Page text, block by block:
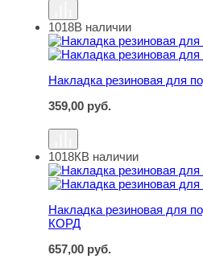
Накладка резиновая для
1018В наличии
Накладка резиновая для
359,00 руб.
Накладка резиновая для
1018КВ наличии
Накладка резиновая для
КОРД
657,00 руб.